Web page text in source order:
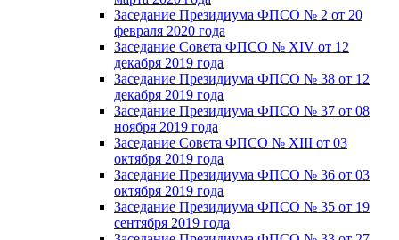
Заседание Президиума ФПСО № 2 от 20
февраля 2020 года
Заседание Совета ФПСО № XIV от 12
декабря 2019 года
Заседание Президиума ФПСО № 38 от 12
декабря 2019 года
Заседание Президиума ФПСО № 37 от 08
ноября 2019 года
Заседание Совета ФПСО № XIII от 03
октября 2019 года
Заседание Президиума ФПСО № 36 от 03
октября 2019 года
Заседание Президиума ФПСО № 35 от 19
сентября 2019 года